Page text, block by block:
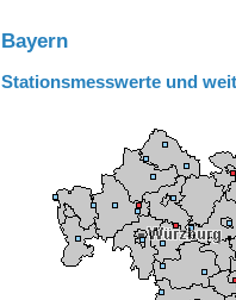
Bayern
Stationsmesswerte und